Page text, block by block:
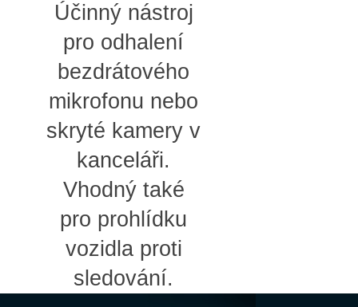
Účinný nástroj
pro odhalení
bezdrátového
mikrofonu nebo
skryté kamery v
kanceláři.
Vhodný také
pro prohlídku
vozidla proti
sledování.